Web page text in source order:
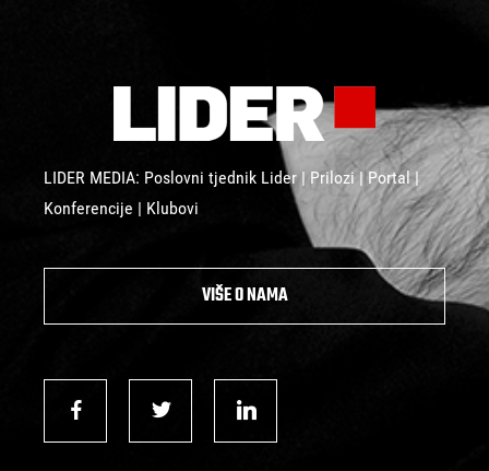
LIDER MEDIA: Poslovni tjednik Lider | Prilozi | Portal |
Konferencije | Klubovi
VIŠE O NAMA